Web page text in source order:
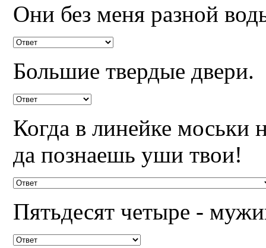
Они без меня разной
Большие твердые двери.
Когда в линейке моськи
да познаешь уши твои!
Пятьдесят четыре -